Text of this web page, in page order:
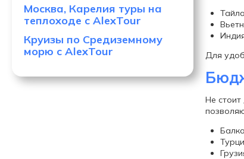
Москва, Карелия туры на
теплоходе с AlexTour
Круизы по Средиземному
морю с AlexTour
Для
Не